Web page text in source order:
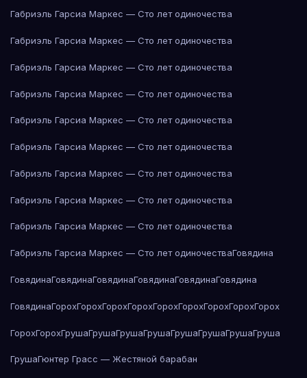
Габриэль Гарсиа Маркес — Сто лет одиночества
Габриэль Гарсиа Маркес — Сто лет одиночества
Габриэль Гарсиа Маркес — Сто лет одиночества
Габриэль Гарсиа Маркес — Сто лет одиночества
Габриэль Гарсиа Маркес — Сто лет одиночества
Габриэль Гарсиа Маркес — Сто лет одиночества
Габриэль Гарсиа Маркес — Сто лет одиночества
Габриэль Гарсиа Маркес — Сто лет одиночества
Габриэль Гарсиа Маркес — Сто лет одиночества
Габриэль Гарсиа Маркес — Сто лет одиночестваГовядина
ГовядинаГовядинаГовядинаГовядинаГовядинаГовядина
ГовядинаГорохГорохГорохГорохГорохГорохГорохГорохГорох
ГорохГорохГрушаГрушаГрушаГрушаГрушаГрушаГрушаГруша
ГрушаГюнтер Грасс — Жестяной барабан